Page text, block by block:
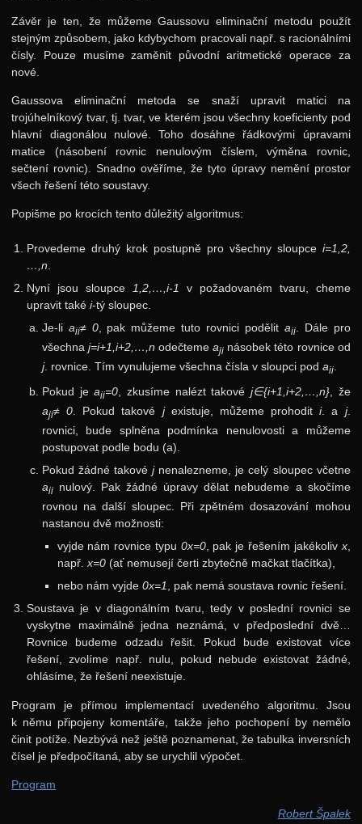
Závěr je ten, že můžeme Gaussovu eliminační metodu použít
stejným způsobem, jako kdybychom pracovali např. s racionálními
čísly. Pouze musíme zaměnit původní aritmetické operace za
nové.
Gaussova eliminační metoda se snaží upravit matici na
trojúhelníkový tvar, tj. tvar, ve kterém jsou všechny koeficienty pod
hlavní diagonálou nulové. Toho dosáhne řádkovými úpravami
matice (násobení rovnic nenulovým číslem, výměna rovnic,
sečtení rovnic). Snadno ověříme, že tyto úpravy nemění prostor
všech řešení této soustavy.
Popišme po krocích tento důležitý algoritmus:
Provedeme druhý krok postupně pro všechny sloupce i=1,2,
…,n
Nyní jsou sloupce
1,2,…,i-1
v požadovaném tvaru, cheme
upravit takéi-tý sloupec.
Je-li aii≠ 0, pak můžeme tuto rovnici podělit aii. Dále pro
všechna j=i+1,i+2,…,n odečtemeaji násobek této rovnice od
j. rovnice. Tím vynulujeme všechna čísla v sloupci pod aii.
Pokud jeaii=0 , zkusíme nalézt takové j∈{i+1,i+2,…,n}, že
aji≠ 0 . Pokud takové jexistuje, můžeme prohoditi. a j.
rovnici, bude splněna podmínka nenulovosti a můžeme
postupovat podle bodu (a).
Pokud žádné takovéjnenalezneme, je celý sloupec včetne
aiinulový. Pak žádné úpravy dělat nebudeme a skočíme
rovnou na další sloupec. Při zpětném dosazování mohou
nastanou dvě možnosti:
vyjde nám rovnice typu 0x=0, pak je řešením jakékoliv x,
např. x=0(ať nemusejí čerti zbytečně mačkat tlačítka),
nebo nám vyjde 0x=1, pak nemá soustava rovnic řešení.
Soustava je v diagonálním tvaru, tedy v poslední rovnici se
vyskytne maximálně jedna neznámá, v předposlední dvě…
Rovnice budeme odzadu řešit. Pokud bude existovat více
řešení, zvolíme např. nulu, pokud nebude existovat žádné,
ohlásíme, že řešení neexistuje.
Program je přímou implementací uvedeného algoritmu. Jsou
k němu připojeny komentáře, takže jeho pochopení by nemělo
činit potíže. Nezbývá než ještě poznamenat, že tabulka inversních
čísel je předpočítaná, aby se urychlil výpočet.
Program
Robert Špalek